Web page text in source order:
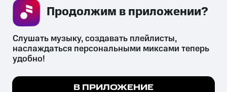
СКАЧАТЬ ПРИЛОЖЕНИЕ
психотропных веществ, их аналогов причиняет вред здоровью,
их незаконный оборот запрещён и влечёт установленную
Мы используем куки, чтобы на сайте все
Слушать музыку, создавать плейлисты,
наслаждаться персональными миксами теперь
удобно!
В ПРИЛОЖЕНИЕ